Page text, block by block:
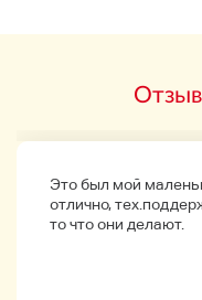
Информация о
Это был мой
отлично,
то что они делают.